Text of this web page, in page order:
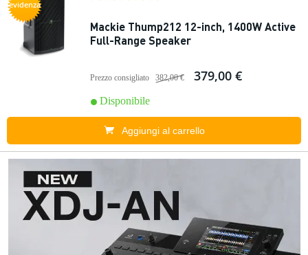
evidenza
Mackie Thump212 12-inch, 1400W Active
Full-Range Speaker
Prezzo consigliato 382,00 € 379,00 €
Disponibile
Aggiungi al carrello